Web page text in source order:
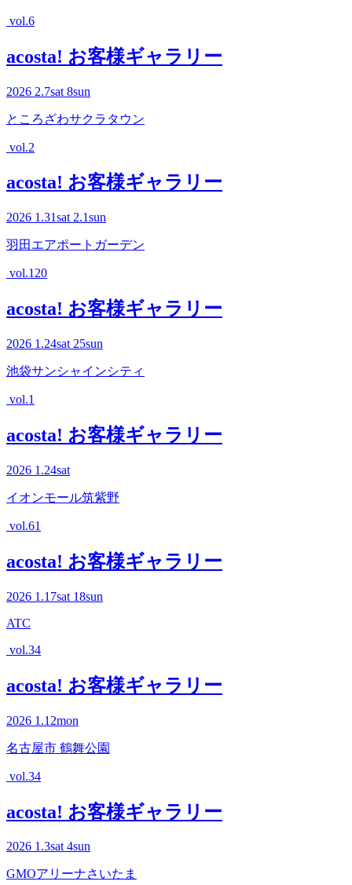
vol.6
acosta! お客様ギャラリー
2026 2.7sat 8sun
ところざわサクラタウン
vol.2
acosta! お客様ギャラリー
2026 1.31sat 2.1sun
羽田エアポートガーデン
vol.120
acosta! お客様ギャラリー
2026 1.24sat 25sun
池袋サンシャインシティ
vol.1
acosta! お客様ギャラリー
2026 1.24sat
イオンモール筑紫野
vol.61
acosta! お客様ギャラリー
2026 1.17sat 18sun
ATC
vol.34
acosta! お客様ギャラリー
2026 1.12mon
名古屋市 鶴舞公園
vol.34
acosta! お客様ギャラリー
2026 1.3sat4sun
GMOアリーナさいたま